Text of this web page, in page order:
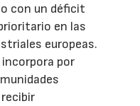
con un déficit
en las
europeas.
por